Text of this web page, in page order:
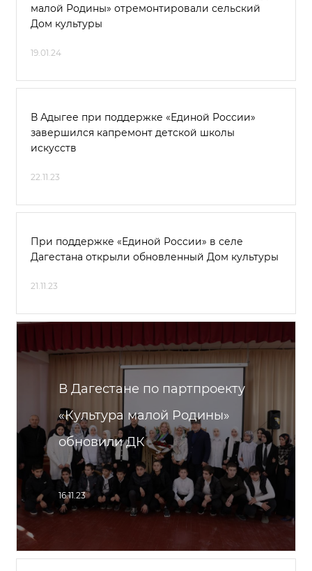
малой Родины» отремонтировали сельский
Дом культуры
19.01.24
В Адыгее при поддержке «Единой России»
завершился капремонт детской школы
искусств
22.11.23
При поддержке «Единой России» в селе
Дагестана открыли обновленный Дом культуры
21.11.23
В Дагестане по партпроекту
«Культура малой Родины»
обновили ДК
16.11.23